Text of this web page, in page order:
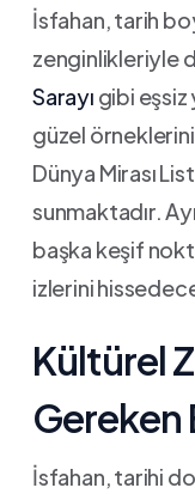
İsfahan, tarih
zenginlikleriyle
Sarayı gibi eşsiz
güzel
‍Dünya Mirası
‍sunmaktadır.
‌başka keşif
‍izlerini
Kültürel
Gereken
İsfahan, tarihi